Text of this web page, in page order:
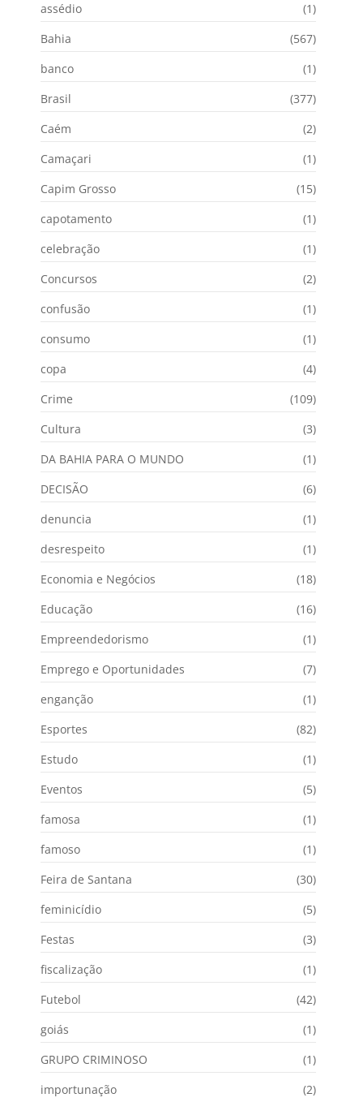
assédio
(1)
Bahia
(567)
banco
(1)
Brasil
(377)
Caém
(2)
Camaçari
(1)
Capim Grosso
(15)
capotamento
(1)
celebração
(1)
Concursos
(2)
confusão
(1)
consumo
(1)
copa
(4)
Crime
(109)
Cultura
(3)
DA BAHIA PARA O MUNDO
(1)
DECISÃO
(6)
denuncia
(1)
desrespeito
(1)
Economia e Negócios
(18)
Educação
(16)
Empreendedorismo
(1)
Emprego e Oportunidades
(7)
enganção
(1)
Esportes
(82)
Estudo
(1)
Eventos
(5)
famosa
(1)
famoso
(1)
Feira de Santana
(30)
feminicídio
(5)
Festas
(3)
fiscalização
(1)
Futebol
(42)
goiás
(1)
GRUPO CRIMINOSO
(1)
importunação
(2)